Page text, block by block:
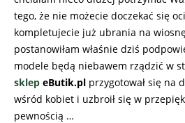
tego, że nie możecie doczekać się
kompletujecie już ubrania na
postanowiłam właśnie dziś
modele będą niebawem rządzić w
sklep eButik.pl przygotował się na
wśród kobiet i uzbroił się w
pewnością …